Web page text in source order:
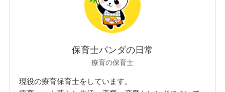
保育士パンダの日常
療育の保育士
現役の療育保育士をしています。